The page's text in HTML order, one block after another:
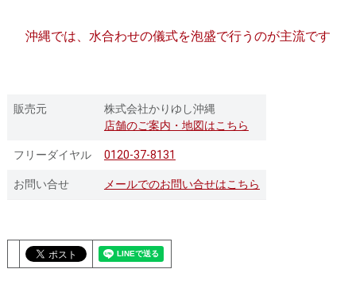
沖縄では、水合わせの儀式を泡盛で行うのが主流です
販売元
株式会社かりゆし沖縄
店舗のご案内・地図はこちら
フリーダイヤル 0120-37-8131
お問い合せ メールでのお問い合せはこちら